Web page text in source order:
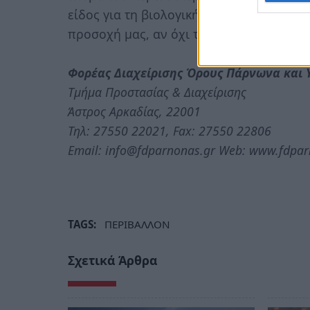
είδος για τη βιολογική προστασία των
προσοχή μας, αν όχι την βοήθειά μας
Φορέας Διαχείρισης Όρους Πάρνωνα
Τμήμα Προστασίας & Διαχείρισης
Άστρος Αρκαδίας, 22001
Τηλ: 27550 22021, Fax: 27550 22806
Email: info@fdparnonas.gr Web:
TAGS: ΠΕΡΙΒΑΛΛΟΝ
Σχετικά Άρθρα